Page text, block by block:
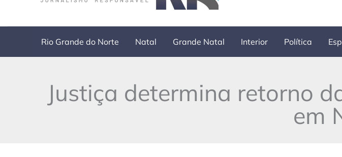
Rio Grande do Norte Natal Grande Natal Interior Política
Justiça determina retorno
em